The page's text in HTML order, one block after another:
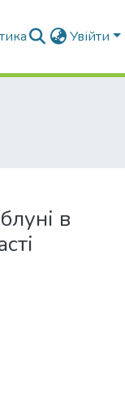
Увійти
в